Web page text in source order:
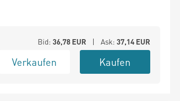
Bid: 36,78EUR | Ask: 37,14EUR
Verkaufen Kaufen